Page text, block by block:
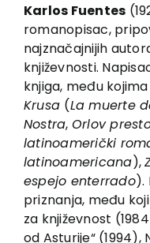
O nama
Knjige
U pripremi
Akcija
Autori
Vesti
EU PROJEKTI
Kontakt
Karlos Fuentes
romanopisac,
najznačajnijih
književnosti.
knjiga, među
Krusa (La muerte
Nostra, Orlov
latinoamerički
latinoamericana),
espejo enterrado).
priznanja, među
za književnost
od Asturije“